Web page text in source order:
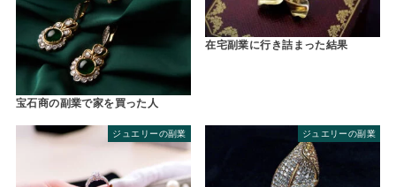
宝石商の副業で家を買った人
在宅副業に行き詰まった結果
ジュエリーの副業 ジュエリーの副業